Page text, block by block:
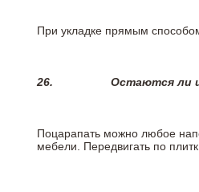
При укладке прямым
26. Остаются ли
Поцарапать можно любое
мебели. Передвигать по